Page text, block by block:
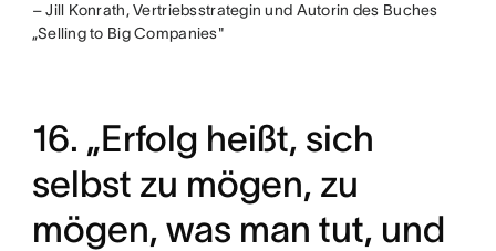
– Jill Konrath, Vertriebsstrategin und Autorin des Buches
„Selling to Big Companies"
16. „Erfolg heißt, sich
selbst zu mögen, zu
mögen, was man tut, und